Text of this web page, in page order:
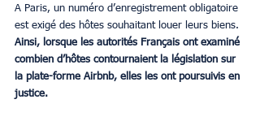
A Paris, un numéro d’enregistrement obligatoire
est exigé des hôtes souhaitant louer leurs biens.
Ainsi, lorsque les autorités Français ont examiné
combien d’hôtes contournaient la législation sur
la plate-forme Airbnb, elles les ont poursuivis en
justice.